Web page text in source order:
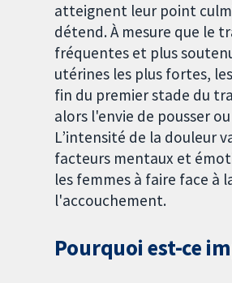
atteignent leur point
détend. À mesure que le
fréquentes et plus
utérines les plus fortes,
fin du premier stade du
alors l'envie de pousser
L’intensité de la douleur
facteurs mentaux et
les femmes à faire face à
l'accouchement.
Pourquoi est-ce